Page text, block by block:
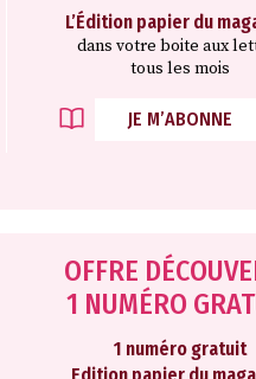
L’Édition papier du
dans votre boite aux
tous les mois
JE M’ABONNE
OFFRE
1 NUMÉRO
1 numéro gratuit
Edition papier du